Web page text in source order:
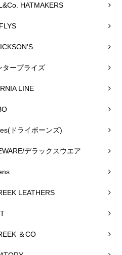
HATMAKERS
タープライズ
LINE
ドライボーンズ)
デラックスウエア
LEATHERS
＆CO